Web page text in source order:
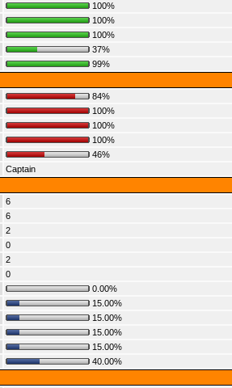
100%
100%
100%
37%
99%
84%
100%
100%
100%
46%
Captain
6
6
2
0
2
0
0.00%
15.00%
15.00%
15.00%
15.00%
40.00%